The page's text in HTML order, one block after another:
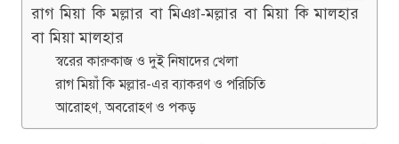
রাগ মিয়া কি মল্লার বা মিঞা-মল্লার বা মিয়া কি মালহার
বা মিয়া মালহার
স্বরের কারুকাজ ও দুই নিষাদের খেলা
রাগ মিয়াঁ কি মল্লার-এর ব্যাকরণ ও পরিচিতি
আরোহণ, অবরোহণ ও পকড়